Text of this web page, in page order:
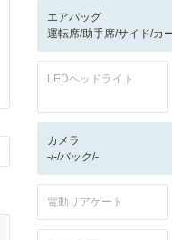
エアバッグ
運転席/助手席/サイド/カ
LEDヘッドライト
カメラ
-/-/バック/-
電動リアゲート